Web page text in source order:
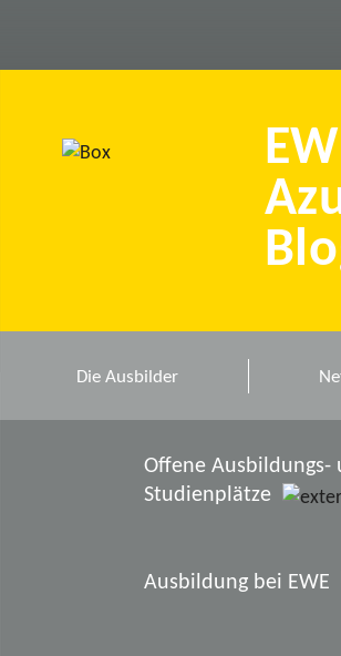
Die Ausbilder
Offene Ausbildungs-
Studienplätze
Ausbildung bei EWE